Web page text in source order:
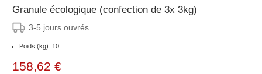
Granule écologique (confection de 3x 3kg)
3-5 jours ouvrés
Poids (kg): 10
158,62 €